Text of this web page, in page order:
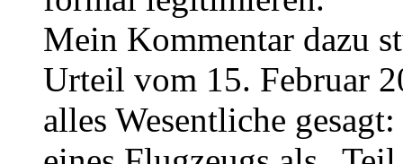
Mein Kommentar dazu
Urteil vom 15. Februar
alles Wesentliche